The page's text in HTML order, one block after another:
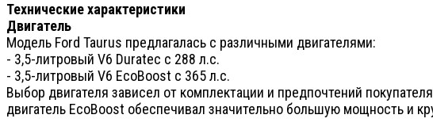
Технические характеристики
Двигатель
Модель Ford Taurus предлагалась с различными двигателями:
- 3,5-литровый V6 Duratec с 288 л.с.
- 3,5-литровый V6 EcoBoost с 365 л.с.
Выбор двигателя зависел от комплектации и предпочтений
двигатель EcoBoost обеспечивал значительно большую мощность и